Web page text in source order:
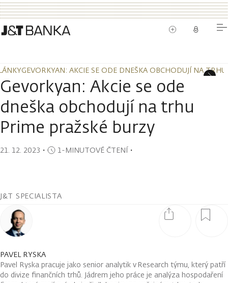
GEVORKYAN: AKCIE SE ODE DNEŠKA OBCHODUJÍ NA
GEVORKYAN: AKCIE SE ODE DNEŠKA OBCHODUJÍ NA
Gevorkyan: Akcie se ode
dneška obchodují na trhu
Prime pražské burzy
21. 12. 2023 ・ 1-MINUTOVÉ ČTENÍ・
J&T SPECIALISTA
PAVEL RYSKA
Pavel Ryska pracuje jako senior analytik v Research týmu, který patří
do divize finančních trhů. Jádrem jeho práce je analýza hospodaření